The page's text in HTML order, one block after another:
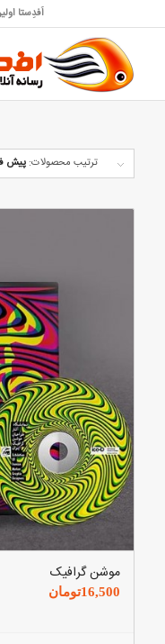
اَفدِستا
ترتیب محصولات: پیش
موشن گرافیک
16,500تومان